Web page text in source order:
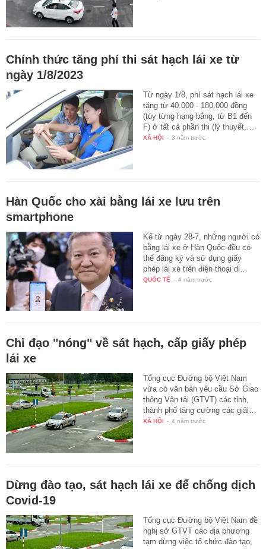
Chính thức tăng phí thi sát hạch lái xe từ
ngày 1/8/2023
Từ ngày 1/8, phí sát hạch lái xe
tăng từ 40.000 - 180.000 đồng
(tùy từng hạng bằng, từ B1 đến
F) ở tất cả phần thi (lý thuyết,…
XÃ HỘI - 3 năm trước
Hàn Quốc cho xài bằng lái xe lưu trên
smartphone
Kể từ ngày 28-7, những người có
bằng lái xe ở Hàn Quốc đều có
thể đăng ký và sử dụng giấy
phép lái xe trên điện thoại di…
QUỐC TẾ - 4 năm trước
Chỉ đạo "nóng" về sát hạch, cấp giấy phép
lái xe
Tổng cục Đường bộ Việt Nam
vừa có văn bản yêu cầu Sở Giao
thông Vận tải (GTVT) các tỉnh,
thành phố tăng cường các giải…
XÃ HỘI - 4 năm trước
Dừng đào tạo, sát hạch lái xe để chống dịch
Covid-19
Tổng cục Đường bộ Việt Nam đề
nghị sở GTVT các địa phương
tạm dừng việc tổ chức đào tạo,